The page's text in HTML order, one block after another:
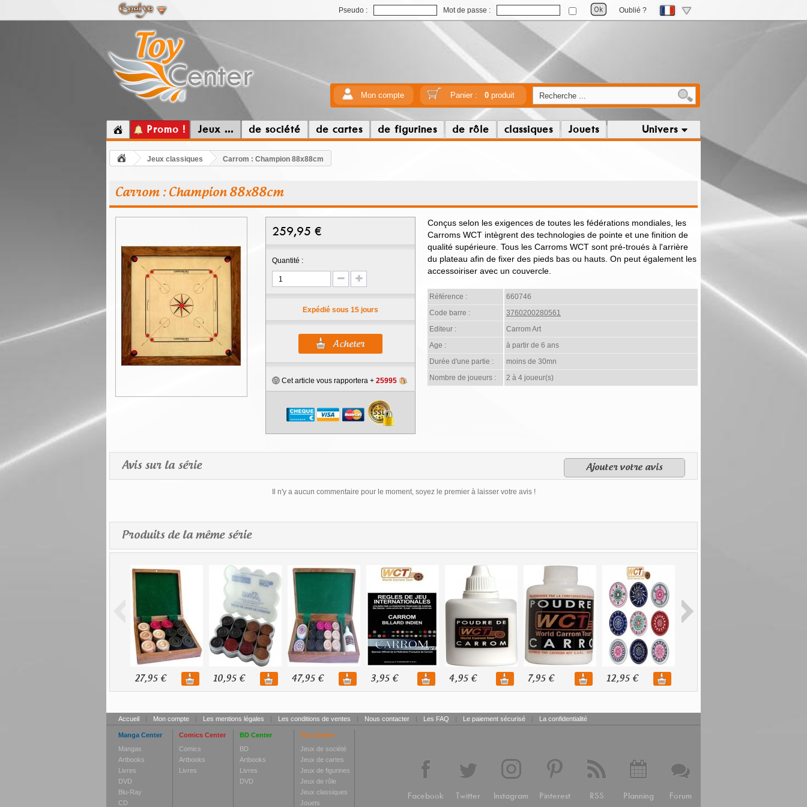
Pseudo : Mot de passe : Oublié ?
Mon compte Panier : 0produit
Promo ! Jeux ... de société de cartes de figurines de rôle classiques Jouets Univers
Jeux classiques Carrom : Champion 88x88cm
Carrom : Champion 88x88cm
259,95 €
Quantité :
Expédié sous 15 jours
Cet article vous rapportera + 25995
Conçus selon les exigences de toutes les fédérations mondiales, les
Carroms WCT intègrent des technologies de pointe et une finition de
qualité supérieure. Tous les Carroms WCT sont pré-troués à l'arrière
du plateau afin de fixer des pieds bas ou hauts. On peut également les
accessoiriser avec un couvercle.
Référence :
660746
Code barre :
3760200280561
Editeur :
Carrom Art
Age :
à partir de 6 ans
Durée d'une partie :
moins de 30mn
Nombre de joueurs :
2 à 4 joueur(s)
Avis sur la série Ajouter votre avis
Il n'y a aucun commentaire pour le moment, soyez le premier à laisser votre avis !
Produits de la même série
27,95 € 10,95 € 47,95 € 3,95 € 4,95 € 7,95 € 12,95 €
Accueil | Mon compte | Les mentions légales | Les conditions de ventes | Nous contacter | Les FAQ | Le paiement sécurisé | La confidentialité
Manga Center
Mangas
Artbooks
Livres
DVD
Blu-Ray
CD
Comics Center
Comics
Artbooks
Livres
BD Center
BD
Artbooks
Livres
DVD
Toy Center
Jeux de société
Jeux de cartes
Jeux de figurines
Jeux de rôle
Jeux classiques
Jouets
Facebook Twitter Instagram Pinterest RSS Planning Forum